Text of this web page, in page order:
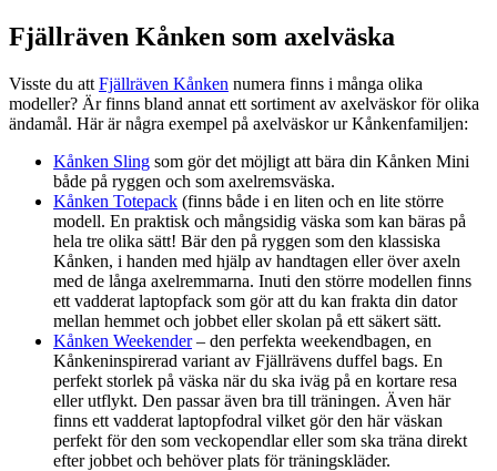
Fjällräven Kånken som axelväska
Visste du att Fjällräven Kånken numera finns i många olika
modeller? Är finns bland annat ett sortiment av axelväskor för olika
ändamål. Här är några exempel på axelväskor ur Kånkenfamiljen:
Kånken Sling som gör det möjligt att bära din Kånken Mini
både på ryggen och som axelremsväska.
Kånken Totepack (finns både i en liten och en lite större
modell. En praktisk och mångsidig väska som kan bäras på
hela tre olika sätt! Bär den på ryggen som den klassiska
Kånken, i handen med hjälp av handtagen eller över axeln
med de långa axelremmarna. Inuti den större modellen finns
ett vadderat laptopfack som gör att du kan frakta din dator
mellan hemmet och jobbet eller skolan på ett säkert sätt.
Kånken Weekender– den perfekta weekendbagen, en
Kånkeninspirerad variant av Fjällrävens duffel bags. En
perfekt storlek på väska när du ska iväg på en kortare resa
eller utflykt. Den passar även bra till träningen. Även här
finns ett vadderat laptopfodral vilket gör den här väskan
perfekt för den som veckopendlar eller som ska träna direkt
efter jobbet och behöver plats för träningskläder.